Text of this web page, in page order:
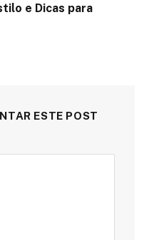
e Dicas para
ESTE POST